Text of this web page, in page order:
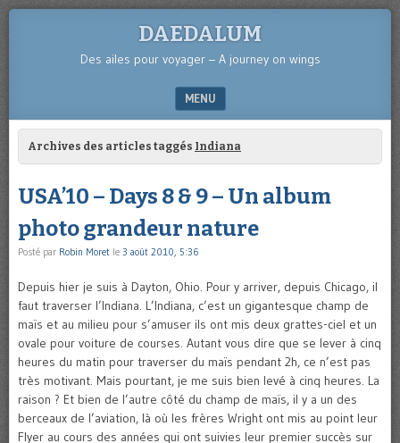
DAEDALUM
Des ailes pour voyager – A journey on wings
MENU
SKIP TO CONTENT
Archives des articles taggés Indiana
USA’10 – Days 8 & 9 – Un album
photo grandeur nature
Posté par Robin Moret le 3 août 2010, 5:36
Depuis hier je suis à Dayton, Ohio. Pour y arriver, depuis Chicago, il
faut traverser l’Indiana. L’Indiana, c’est un gigantesque champ de
maïs et au milieu pour s’amuser ils ont mis deux grattes-ciel et un
ovale pour voiture de courses. Autant vous dire que se lever à cinq
heures du matin pour traverser du maïs pendant 2h, ce n’est pas
très motivant. Mais pourtant, je me suis bien levé à cinq heures. La
raison ? Et bien de l’autre côté du champ de maïs, il y a un des
berceaux de l’aviation, là où les frères Wright ont mis au point leur
Flyer au cours des années qui ont suivies leur premier succès sur